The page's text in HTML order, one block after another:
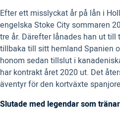
Efter ett misslyckat år på lån i
engelska Stoke City sommaren
tre år. Därefter lånades han ut
tillbaka till sitt hemland Spanien
honom sedan tillslut i
har kontrakt året 2020 ut. Det
äventyr för den kortväxte
Slutade med legendar som